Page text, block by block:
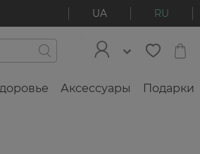
UA RU
Аксессуары Подарки